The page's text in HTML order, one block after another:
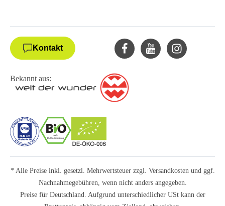
Kontakt
Bekannt aus:
* Alle Preise inkl. gesetzl. Mehrwertsteuer zzgl. Versandkostenund ggf.
Nachnahmegebühren, wenn nicht anders angegeben.
Preise für Deutschland. Aufgrund unterschiedlicher USt kann der